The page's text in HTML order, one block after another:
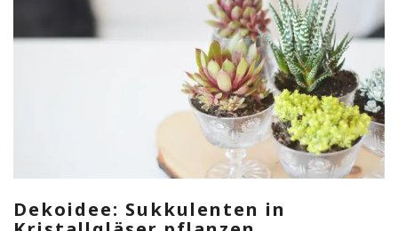
Dekoidee: Sukkulenten in